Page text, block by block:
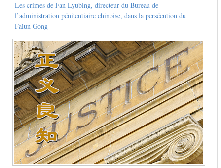
Les crimes de Fan Lyubing, directeur du Bureau de
l’administration pénitentiaire chinoise, dans la persécution du
Falun Gong